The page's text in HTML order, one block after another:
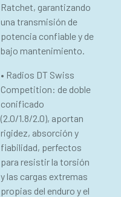
Ratchet, garantizando
una transmisión de
potencia confiable y de
bajo mantenimiento.
• Radios DT Swiss
Competition: de doble
conificado
(2.0/1.8/2.0), aportan
rigidez, absorción y
fiabilidad, perfectos
para resistir la torsión
y las cargas extremas
propias del enduro y el